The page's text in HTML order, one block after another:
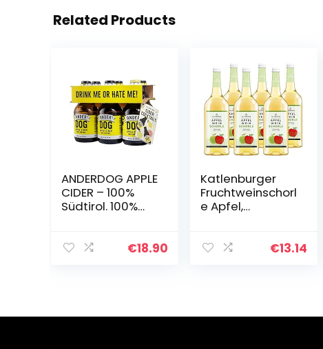
Related Products
ANDERDOG APPLE
CIDER – 100%
Südtirol. 100%
€18.90
Katlenburger
Fruchtweinschorl
e Apfel,
Apfelwein 6 x 1 l,
€13.14